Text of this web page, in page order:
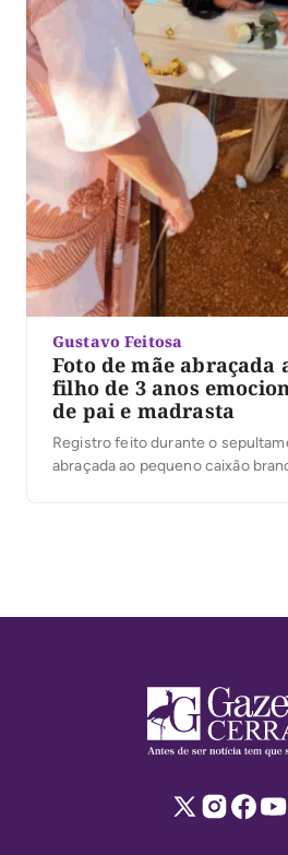
Gustavo Feitosa
Foto de mãe abraçada
filho de 3 anos
de pai e madrasta
Registro feito durante o
abraçada ao pequeno caixão